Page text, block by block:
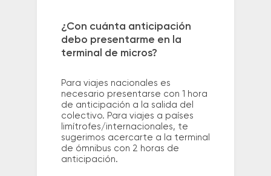
¿Con cuánta anticipación
debo presentarme en la
terminal de micros?
Para viajes nacionales es
necesario presentarse con 1 hora
de anticipación a la salida del
colectivo. Para viajes a países
limítrofes/internacionales, te
sugerimos acercarte a la terminal
de ómnibus con 2 horas de
anticipación.